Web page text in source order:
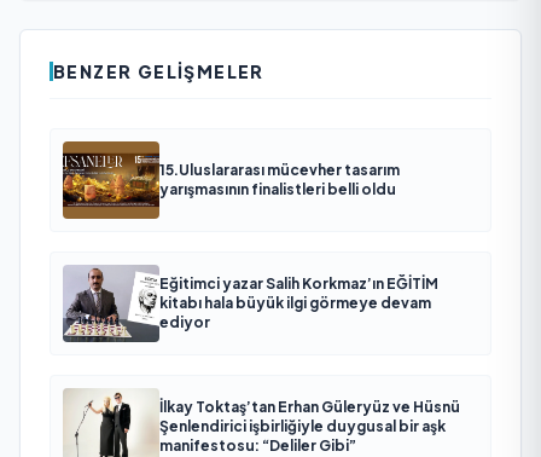
BENZER GELIŞMELER
15.Uluslararası mücevher tasarım
yarışmasının finalistleri belli oldu
Eğitimci yazar Salih Korkmaz’ın EĞİTİM
kitabı hala büyük ilgi görmeye devam
ediyor
İlkay Toktaş’tan Erhan Güleryüz ve Hüsnü
Şenlendirici işbirliğiyle duygusal bir aşk
manifestosu: “Deliler Gibi”